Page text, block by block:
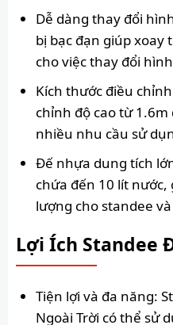
Dễ dàng thay đổi
bị bạc đạn giúp
cho việc thay đổi
Kích thước điều
chỉnh độ cao từ
nhiều nhu cầu sử
Đế nhựa dung tích
chứa đến 10 lít
lượng cho standee
Lợi Ích Standee
Tiện lợi và đa năng:
Ngoài Trời có thể sử